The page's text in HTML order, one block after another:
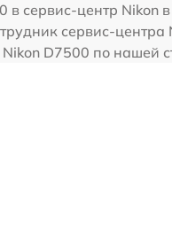
в сервис-центр Nikon
сервис-центра
D7500 по нашей